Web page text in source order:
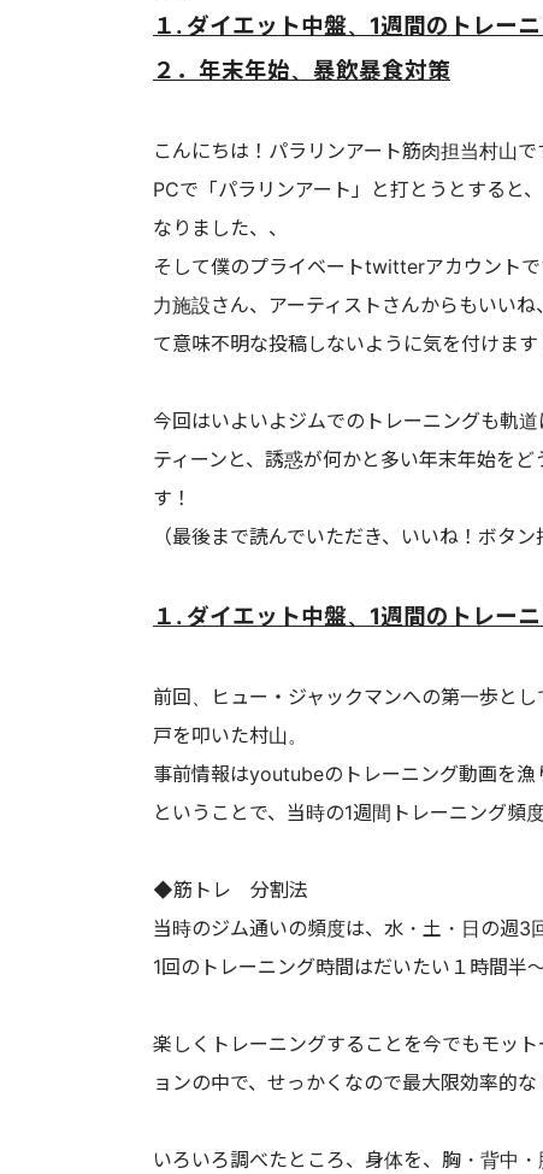
１. ダイエット中盤、1週間のトレー
２．年末年始、暴飲暴食対策
こんにちは！パラリンアート筋肉担当村山で
PCで「パラリンアート」と打とうとすると
なりました、、
そして僕のプライベートtwitterアカウント
力施設さん、アーティストさんからもいい
て意味不明な投稿しないように気を付けます
今回はいよいよジムでのトレーニングも軌
ティーンと、誘惑が何かと多い年末年始を
す！
（最後まで読んでいただき、いいね！ボタ
１. ダイエット中盤、1週間のトレー
前回、ヒュー・ジャックマンへの第一歩と
戸を叩いた村山。
事前情報はyoutubeのトレーニング動画を漁
ということで、当時の1週間トレーニング頻
◆筋トレ 分割法
当時のジム通いの頻度は、水・土・日の週3
1回のトレーニング時間はだいたい１時間半
楽しくトレーニングすることを今でもモッ
ョンの中で、せっかくなので最大限効率的な
いろいろ調べたところ、身体を、胸・背中